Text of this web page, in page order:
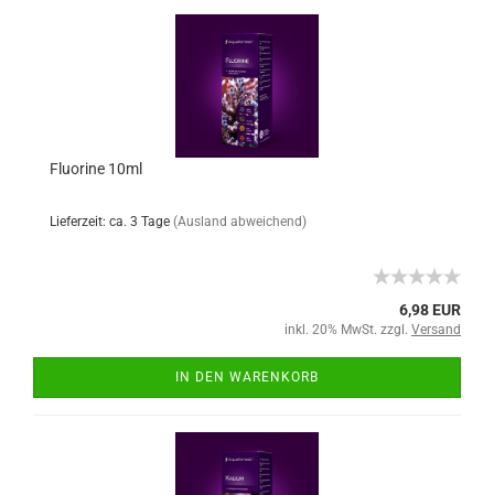
Fluorine 10ml
Lieferzeit: ca. 3 Tage (Ausland abweichend)
6,98 EUR
inkl. 20% MwSt. zzgl. Versand
IN DEN WARENKORB